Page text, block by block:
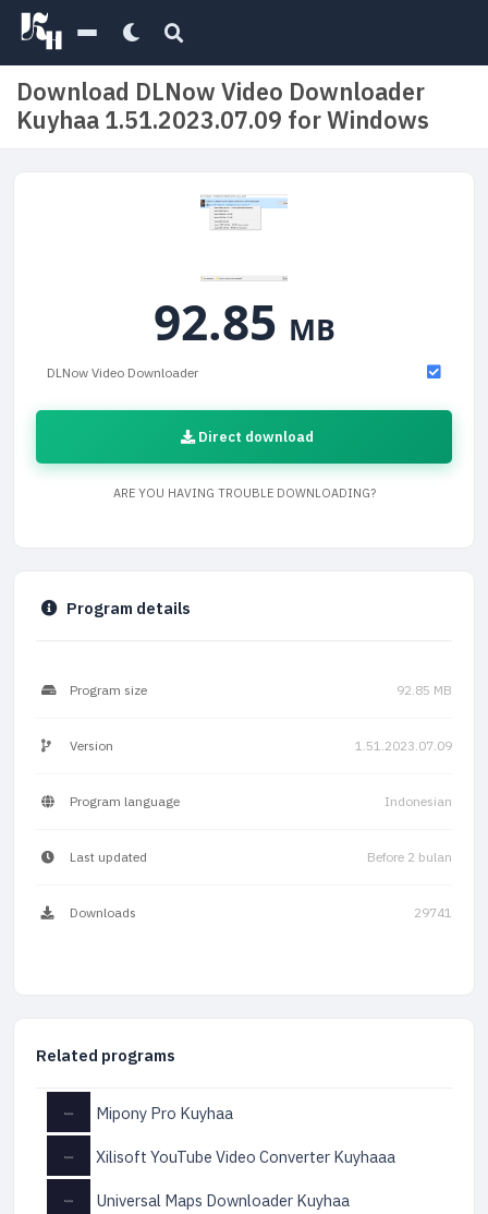
Download DLNow Video Downloader
Kuyhaa 1.51.2023.07.09 for Windows
92.85 MB
DLNow Video Downloader
Direct download
ARE YOU HAVING TROUBLE DOWNLOADING?
Program details
Program size 92.85 MB
Version 1.51.2023.07.09
Program language Indonesian
Last updated Before 2 bulan
Downloads 29741
Related programs
Mipony Pro Kuyhaa
Xilisoft YouTube Video Converter Kuyhaaa
Universal Maps Downloader Kuyhaa